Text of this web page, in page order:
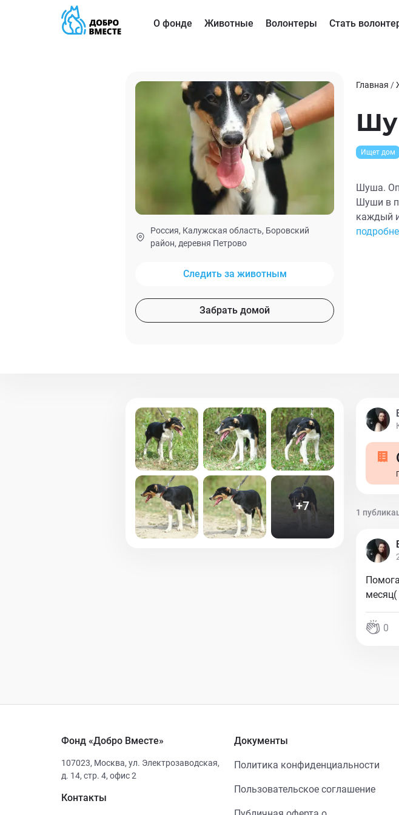
О фонде Животные Волонтеры Стать
Россия, Калужская область, Боровский
район, деревня Петрово
Следить за животным
Забрать домой
Главная /
Ищет дом
Шуша.
Шуши в
каждый
+7 1
месяц(
0
Фонд «Добро Вместе»
107023, Москва, ул. Электрозаводская,
д. 14, стр. 4, офис 2
Контакты
Документы
Политика конфиденциальности
Пользовательское соглашение